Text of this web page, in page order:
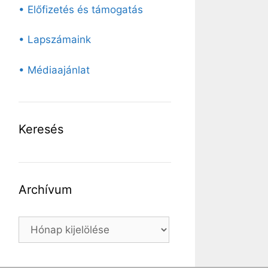
• Előfizetés és támogatás
• Lapszámaink
• Médiaajánlat
Keresés
Archívum
Archívum